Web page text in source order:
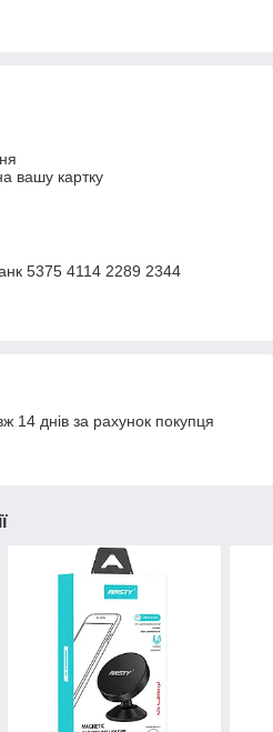
вашу картку
5375 4114 2289 2344
14 днів за рахунок покупця